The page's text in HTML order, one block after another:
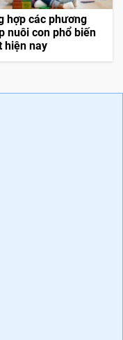
hợp các phương
nuôi con phổ biến
hiện nay